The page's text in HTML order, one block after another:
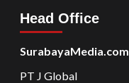
Head Office
SurabayaMedia.com
PT J Global